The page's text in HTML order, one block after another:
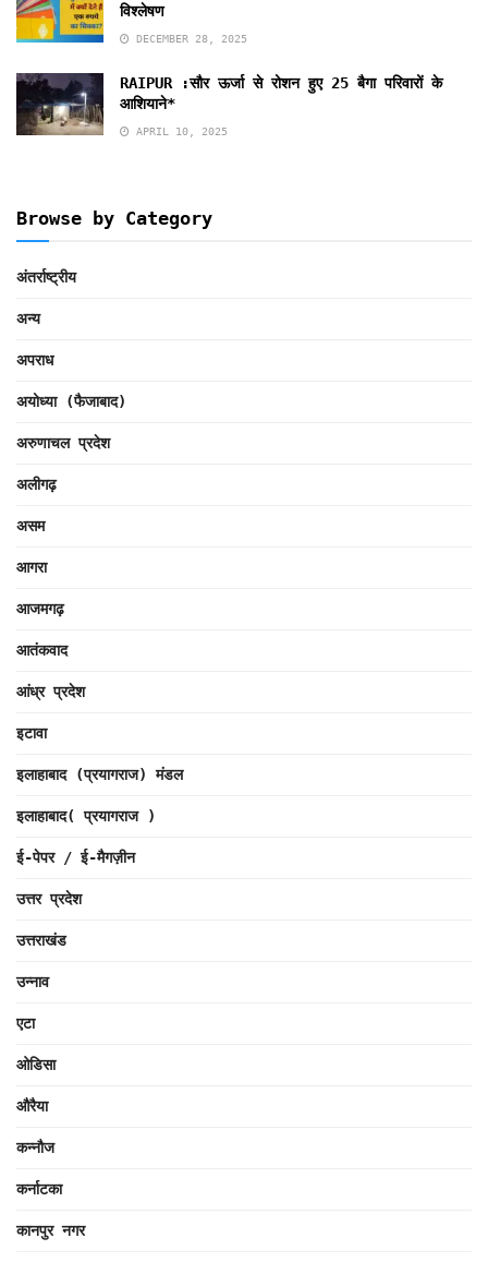
विश्लेषण
DECEMBER 28, 2025
RAIPUR :सौर ऊर्जा से रोशन हुए 25 बैगा परिवारों के
आशियाने*
APRIL 10, 2025
Browse by Category
अंतर्राष्ट्रीय
अन्य
अपराध
अयोध्या (फैजाबाद)
अरुणाचल प्रदेश
अलीगढ़
असम
आगरा
आजमगढ़
आतंकवाद
आंध्र प्रदेश
इटावा
इलाहाबाद (प्रयागराज) मंडल
इलाहाबाद( प्रयागराज )
ई-पेपर / ई-मैगज़ीन
उत्तर प्रदेश
उत्तराखंड
उन्नाव
एटा
ओडिसा
औरैया
कन्नौज
कर्नाटका
कानपुर नगर